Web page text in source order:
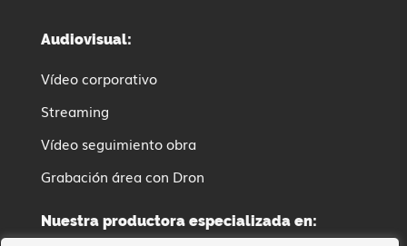
Audiovisual:
Vídeo corporativo
Streaming
Vídeo seguimiento obra
Grabación área con Dron
Nuestra productora especializada en: